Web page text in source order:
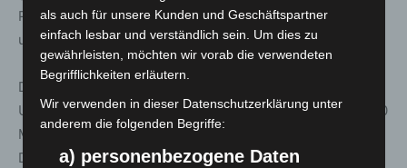
Präzision und Kreativität – und wurde dafür mit Applaus
und Anerkennung belohnt.
Der DEHOGA Niedersachsen
Unternehmerverband des Gastgewerbes mit knapp 5.000
Mitgliedern, darunter über 1.300 Ausbildungsbetriebe.
Der Verband vertritt die Interessen seiner Mitglieder aus
als auch für unsere Kunden und Geschäftspartner
einfach lesbar und verständlich sein. Um dies zu
gewährleisten, möchten wir vorab die verwendeten
Begrifflichkeiten erläutern.
Wir verwenden in dieser Datenschutzerklärung unter
anderem die folgenden Begriffe:
a) personenbezogene Daten